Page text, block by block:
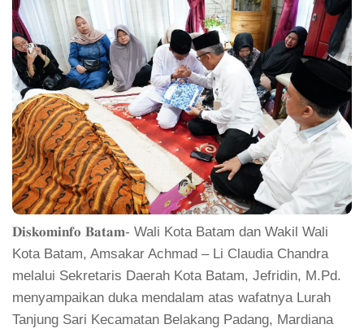
𝐃𝐢𝐬𝐤𝐨𝐦𝐢𝐧𝐟𝐨 𝐁𝐚𝐭𝐚𝐦- Wali Kota Batam dan Wakil Wali
Kota Batam, Amsakar Achmad – Li Claudia Chandra
melalui Sekretaris Daerah Kota Batam, Jefridin, M.Pd.
menyampaikan duka mendalam atas wafatnya Lurah
Tanjung Sari Kecamatan Belakang Padang, Mardiana